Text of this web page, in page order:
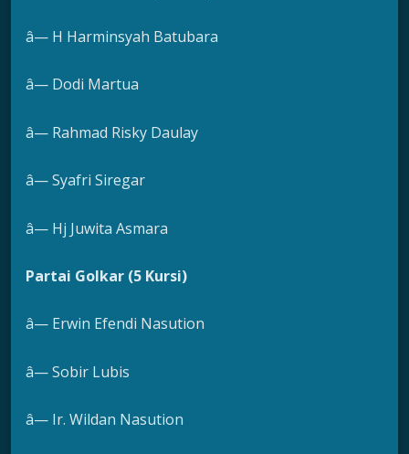
â— H Harminsyah Batubara
â— Dodi Martua
â— Rahmad Risky Daulay
â— Syafri Siregar
â— Hj Juwita Asmara
Partai Golkar (5 Kursi)
â— Erwin Efendi Nasution
â— Sobir Lubis
â— Ir. Wildan Nasution